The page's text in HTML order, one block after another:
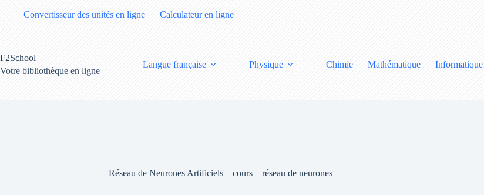
Convertisseur des unités en ligne Calculateur en ligne
F2School
Votre bibliothèque en ligne
Langue française Physique Chimie Mathématique Informatique
Réseau de Neurones Artificiels – cours – réseau de neurones